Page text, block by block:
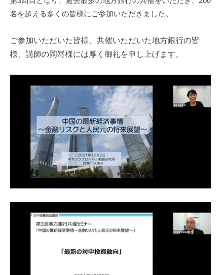
名を超える多くの皆様にご参加いただきました。
ご参加いただいた皆様、共催いただいた地方銀行の皆
様、講師の岡嵜様には厚く御礼を申し上げます。